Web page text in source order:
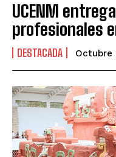
UCENM
profesionales
DESTACADA Octubre